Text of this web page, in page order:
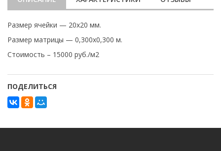
Размер ячейки — 20х20 мм.
Размер матрицы — 0,300х0,300 м.
Стоимость – 15000 руб./м2
ПОДЕЛИТЬСЯ